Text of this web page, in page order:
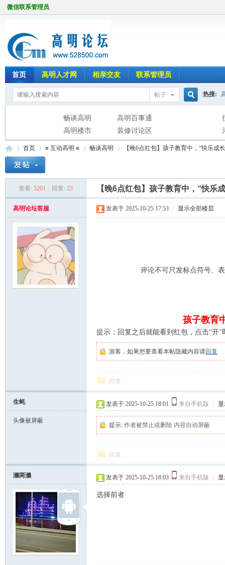
微信联系管理员
首页 高明人才网 相亲交友 联系管理员
帖子
索
热搜:
畅谈高明
高明百事通
高明楼市
装修讨论区
论
首页
›
≡ 互动高明 ≡ 畅谈高明
›
【晚6点红包】孩子教育中，“快乐成
查看: 5201 回复: 23 【晚6点红包】孩子教育中，“快乐
高明论坛客服 发表于 2025-10-25 17:53 显示全部楼层
评论不可只发标点符号、
孩子教育
提示：回复之后就能看到红包，点击“开
游客，如果您要查看本帖隐藏内容请回复
回复
生蚝
头像被屏蔽
发表于 2025-10-25 18:01 来自手机版
提示: 作者被禁止或删除 内容自动屏蔽
回复
濑两濑 发表于 2025-10-25 18:03 来自手机版
选择前者